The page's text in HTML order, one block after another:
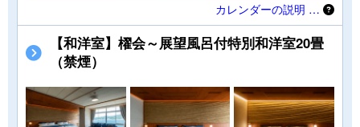
カレンダーの説明 …
【和洋室】櫂会～展望風呂付特別和洋室20畳
（禁煙）